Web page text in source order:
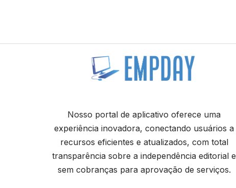
Nosso portal de aplicativo oferece uma
experiência inovadora, conectando usuários a
recursos eficientes e atualizados, com total
transparência sobre a independência editorial e
sem cobranças para aprovação de serviços.